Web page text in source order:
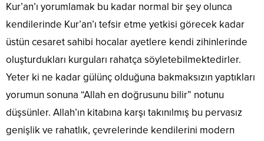
Kur’an’ı yorumlamak bu kadar normal bir şey olunca
kendilerinde Kur’an’ı tefsir etme yetkisi görecek kadar
üstün cesaret sahibi hocalar ayetlere kendi zihinlerinde
oluşturdukları kurguları rahatça söyletebilmektedirler.
Yeter ki ne kadar gülünç olduğuna bakmaksızın yaptıkları
yorumun sonuna “Allah en doğrusunu bilir” notunu
düşsünler. Allah’ın kitabına karşı takınılmış bu pervasız
genişlik ve rahatlık, çevrelerinde kendilerini modern